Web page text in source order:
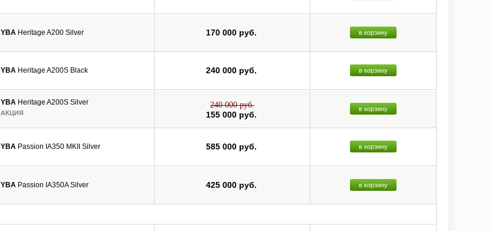
YBA Heritage A200 Silver 170 000 руб. в корзину
YBA Heritage A200S Black 240 000 руб. в корзину
YBA Heritage A200S Silver
АКЦИЯ
240 000 руб.
155 000 руб.
в корзину
YBA Passion IA350 MKII Silver 585 000 руб. в корзину
YBA Passion IA350A Silver 425 000 руб. в корзину